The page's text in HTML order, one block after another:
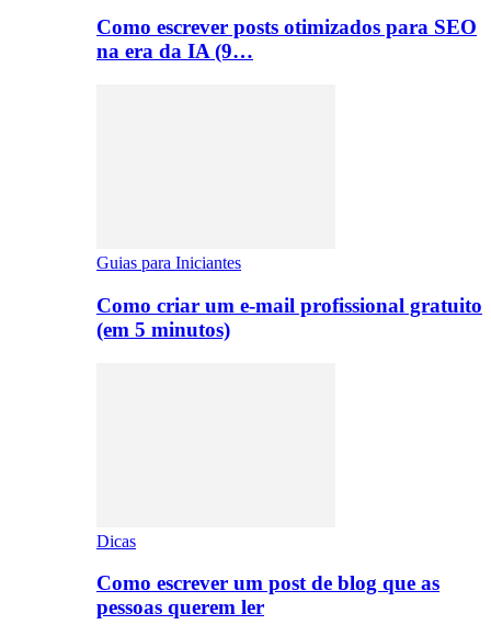
Como escrever posts otimizados para SEO
na era da IA (9…
Guias para Iniciantes
Como criar um e-mail profissional gratuito
(em 5 minutos)
Dicas
Como escrever um post de blog que as
pessoas querem ler